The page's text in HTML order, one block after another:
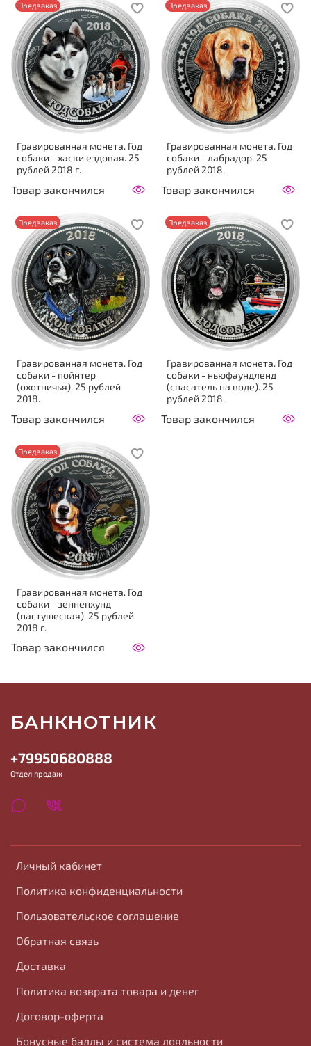
Предзаказ
Гравированная монета. Год
собаки - хаски ездовая. 25
рублей 2018 г.
Товар закончился
Предзаказ
Гравированная монета. Год
собаки - лабрадор. 25
рублей 2018.
Товар закончился
Предзаказ
Гравированная монета. Год
собаки - пойнтер
(охотничья). 25 рублей
2018.
Товар закончился
Предзаказ
Гравированная монета. Год
собаки - ньюфаундленд
(спасатель на воде). 25
рублей 2018.
Товар закончился
Предзаказ
Гравированная монета. Год
собаки - зенненхунд
(пастушеская). 25 рублей
2018 г.
Товар закончился
Личный кабинет
Политика конфиденциальности
Пользовательское соглашение
Обратная связь
Доставка
Политика возврата товара и денег
Договор-оферта
Бонусные баллы и система лояльности
+79950680888
Отдел продаж
БАНКНОТНИК